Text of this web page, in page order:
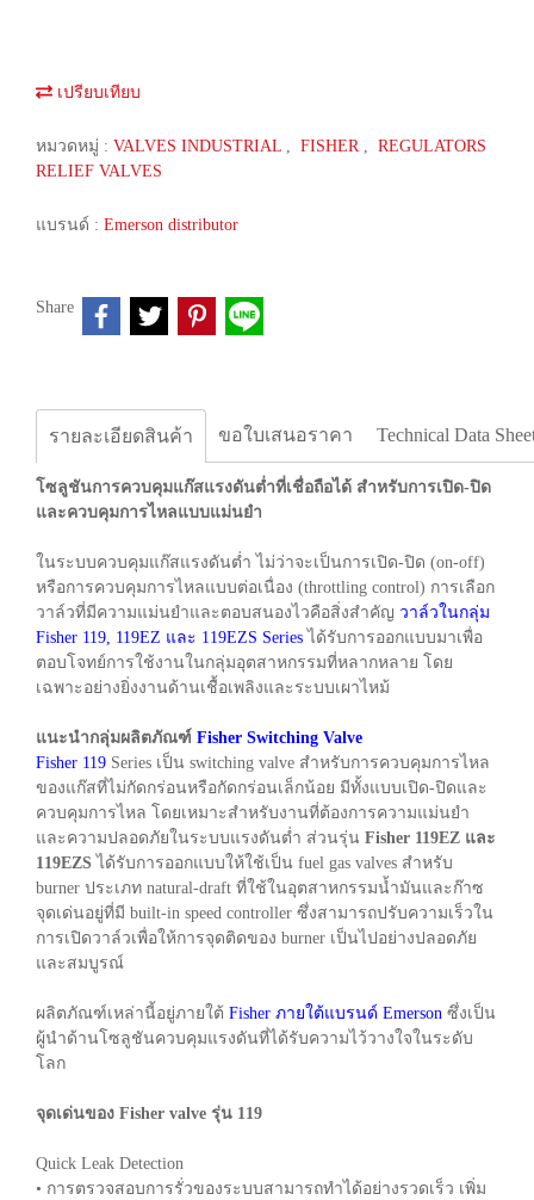
เปรียบเทียบ
หมวดหมู่ : VALVES INDUSTRIAL , FISHER , REGULATORS
RELIEF VALVES
แบรนด์ : Emerson distributor
Share
รายละเอียดสินค้า ขอใบเสนอราคา Technical Data
โซลูชันการควบคุมแก๊สแรงดันต่ำที่เชื่อถือได้ สำหรับการเปิด-ปิด
และควบคุมการไหลแบบแม่นยำ
ในระบบควบคุมแก๊สแรงดันต่ำ ไม่ว่าจะเป็นการเปิด-ปิด (on-off)
หรือการควบคุมการไหลแบบต่อเนื่อง (throttling control) การเลือก
วาล์วที่มีความแม่นยำและตอบสนองไวคือสิ่งสำคัญ วาล์วในกลุ่ม
Fisher 119, 119EZ และ 119EZS Series ได้รับการออกแบบมาเพื่อ
ตอบโจทย์การใช้งานในกลุ่มอุตสาหกรรมที่หลากหลาย โดย
เฉพาะอย่างยิ่งงานด้านเชื้อเพลิงและระบบเผาไหม้
แนะนำกลุ่มผลิตภัณฑ์ Fisher Switching Valve
Fisher 119 Series เป็น switching valve สำหรับการควบคุมการไหล
ของแก๊สที่ไม่กัดกร่อนหรือกัดกร่อนเล็กน้อย มีทั้งแบบเปิด-ปิดและ
ควบคุมการไหล โดยเหมาะสำหรับงานที่ต้องการความแม่นยำ
และความปลอดภัยในระบบแรงดันต่ำ ส่วนรุ่น Fisher 119EZ และ
119EZS ได้รับการออกแบบให้ใช้เป็น fuel gas valves สำหรับ
burner ประเภท natural-draft ที่ใช้ในอุตสาหกรรมน้ำมันและก๊าซ
จุดเด่นอยู่ที่มี built-in speed controller ซึ่งสามารถปรับความเร็วใน
การเปิดวาล์วเพื่อให้การจุดติดของ burner เป็นไปอย่างปลอดภัย
และสมบูรณ์
ผลิตภัณฑ์เหล่านี้อยู่ภายใต้ Fisher ภายใต้แบรนด์ Emerson ซึ่งเป็น
ผู้นำด้านโซลูชันควบคุมแรงดันที่ได้รับความไว้วางใจในระดับ
โลก
จุดเด่นของ Fisher valve รุ่น 119
Quick Leak Detection
• การตรวจสอบการรั่วของระบบสามารถทำได้อย่างรวดเร็ว เพิ่ม